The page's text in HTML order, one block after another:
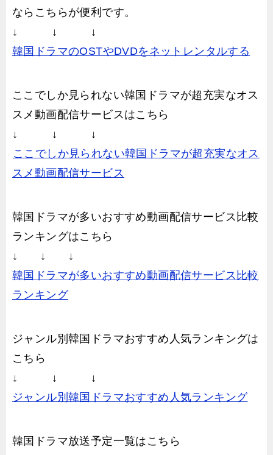
ならこちらが便利です。
↓ ↓ ↓
韓国ドラマのOSTやDVDをネットレンタルする
ここでしか見られない韓国ドラマが超充実なオス
スメ動画配信サービスはこちら
↓ ↓ ↓
ここでしか見られない韓国ドラマが超充実なオス
スメ動画配信サービス
韓国ドラマが多いおすすめ動画配信サービス比較
ランキングはこちら
↓ ↓ ↓
韓国ドラマが多いおすすめ動画配信サービス比較
ランキング
ジャンル別韓国ドラマおすすめ人気ランキングは
こちら
↓ ↓ ↓
ジャンル別韓国ドラマおすすめ人気ランキング
韓国ドラマ放送予定一覧はこちら